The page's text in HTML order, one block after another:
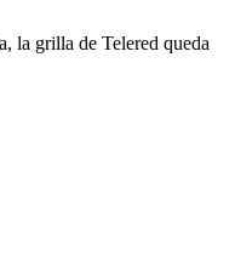
la grilla de Telered queda